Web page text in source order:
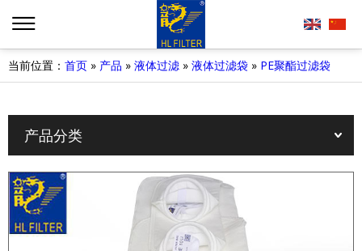
当前位置： 首页 » 产品 » 液体过滤 » 液体过滤袋 » PE聚酯过滤袋
产品分类